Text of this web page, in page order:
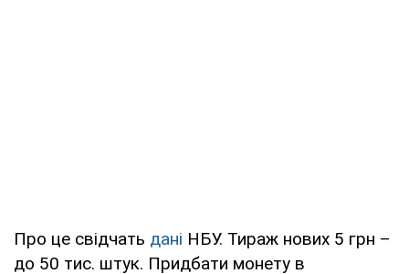
Про це свідчать дані НБУ. Тираж нових 5 грн –
до 50 тис. штук. Придбати монету в